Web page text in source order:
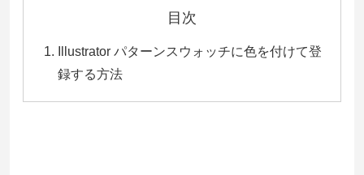
目次
Illustrator パターンスウォッチに色を付けて登
録する方法